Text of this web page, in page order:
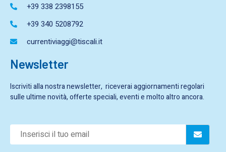
+39 338 2398155
+39 340 5208792
currentiviaggi@tiscali.it
Newsletter
Iscriviti alla nostra newsletter, riceverai aggiornamenti regolari
sulle ultime novità, offerte speciali, eventi e molto altro ancora.